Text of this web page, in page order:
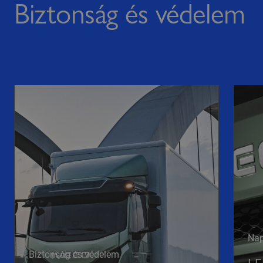
Biztonság és védelem
Biztonság és védelem